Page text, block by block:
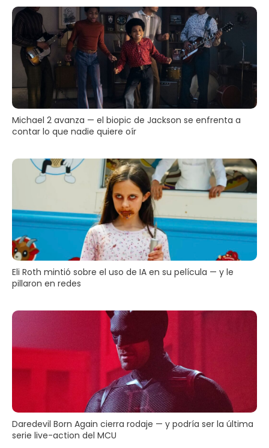
Michael 2 avanza — el biopic de Jackson se enfrenta a
contar lo que nadie quiere oír
Eli Roth mintió sobre el uso de IA en su película — y le
pillaron en redes
Daredevil Born Again cierra rodaje — y podría ser la última
serie live-action del MCU